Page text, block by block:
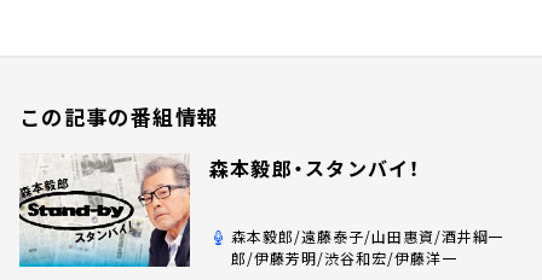
この記事の番組情報
森本毅郎・スタンバイ！
森本毅郎/遠藤泰子/山田惠資/酒井綱一
郎/伊藤芳明/渋谷和宏/伊藤洋一